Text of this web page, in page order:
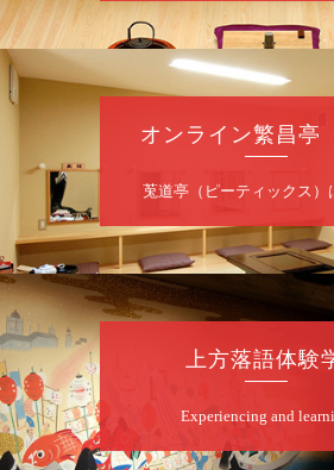
桂あおば／笑福亭笑有／
開演：午後6時30分（6
前売2,000円 当日2,500円
100（10:00～19:00受付
昼
8月 日（水）
昼席：番組案内
桂九寿玉／桂弥太郎／桂
ももえ（音曲漫才）※／
（ジャグリング）／笑
ございません）
★菟道亭配信
オンライン繁昌亭
莵道亭（ピーティックス）
上方落語体験
Experiencing and